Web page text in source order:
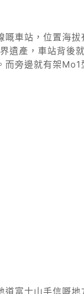
嘅車站，位置海
遺產，車站背後
旁邊就有架
道富士山手信嘅